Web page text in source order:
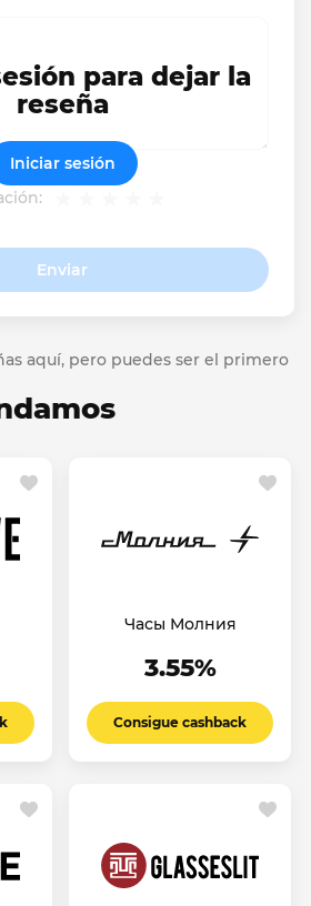
Enviar
para dejar la
reseña
Iniciar sesión
aquí, pero puedes ser el primero
Часы Молния
3.55%
Consigue cashback